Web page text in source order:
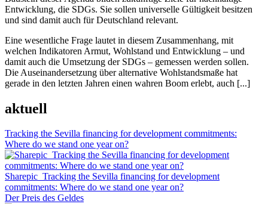
Entwicklung, die SDGs. Sie sollen universelle Gültigkeit besitzen
und sind damit auch für Deutschland relevant.
Eine wesentliche Frage lautet in diesem Zusammenhang, mit
welchen Indikatoren Armut, Wohlstand und Entwicklung – und
damit auch die Umsetzung der SDGs – gemessen werden sollen.
Die Auseinandersetzung über alternative Wohlstandsmaße hat
gerade in den letzten Jahren einen wahren Boom erlebt, auch [...]
aktuell
Tracking the Sevilla financing for development commitments:
Where do we stand one year on?
Sharepic_Tracking the Sevilla financing for development
commitments: Where do we stand one year on?
Der Preis des Geldes